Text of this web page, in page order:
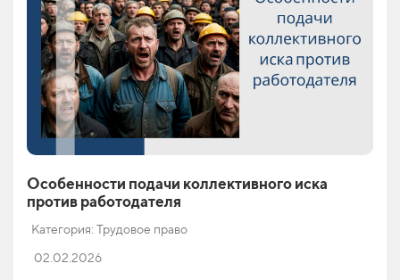
Особенности подачи коллективного иска
против работодателя
Категория: Трудовое право
02.02.2026